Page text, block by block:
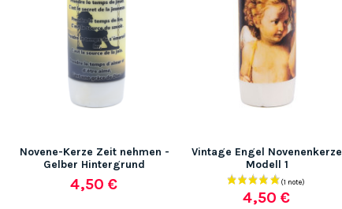
Novene-Kerze Zeit nehmen -
Gelber Hintergrund
4,50 €
Vintage Engel Novenenkerze
Modell 1
4,50 €